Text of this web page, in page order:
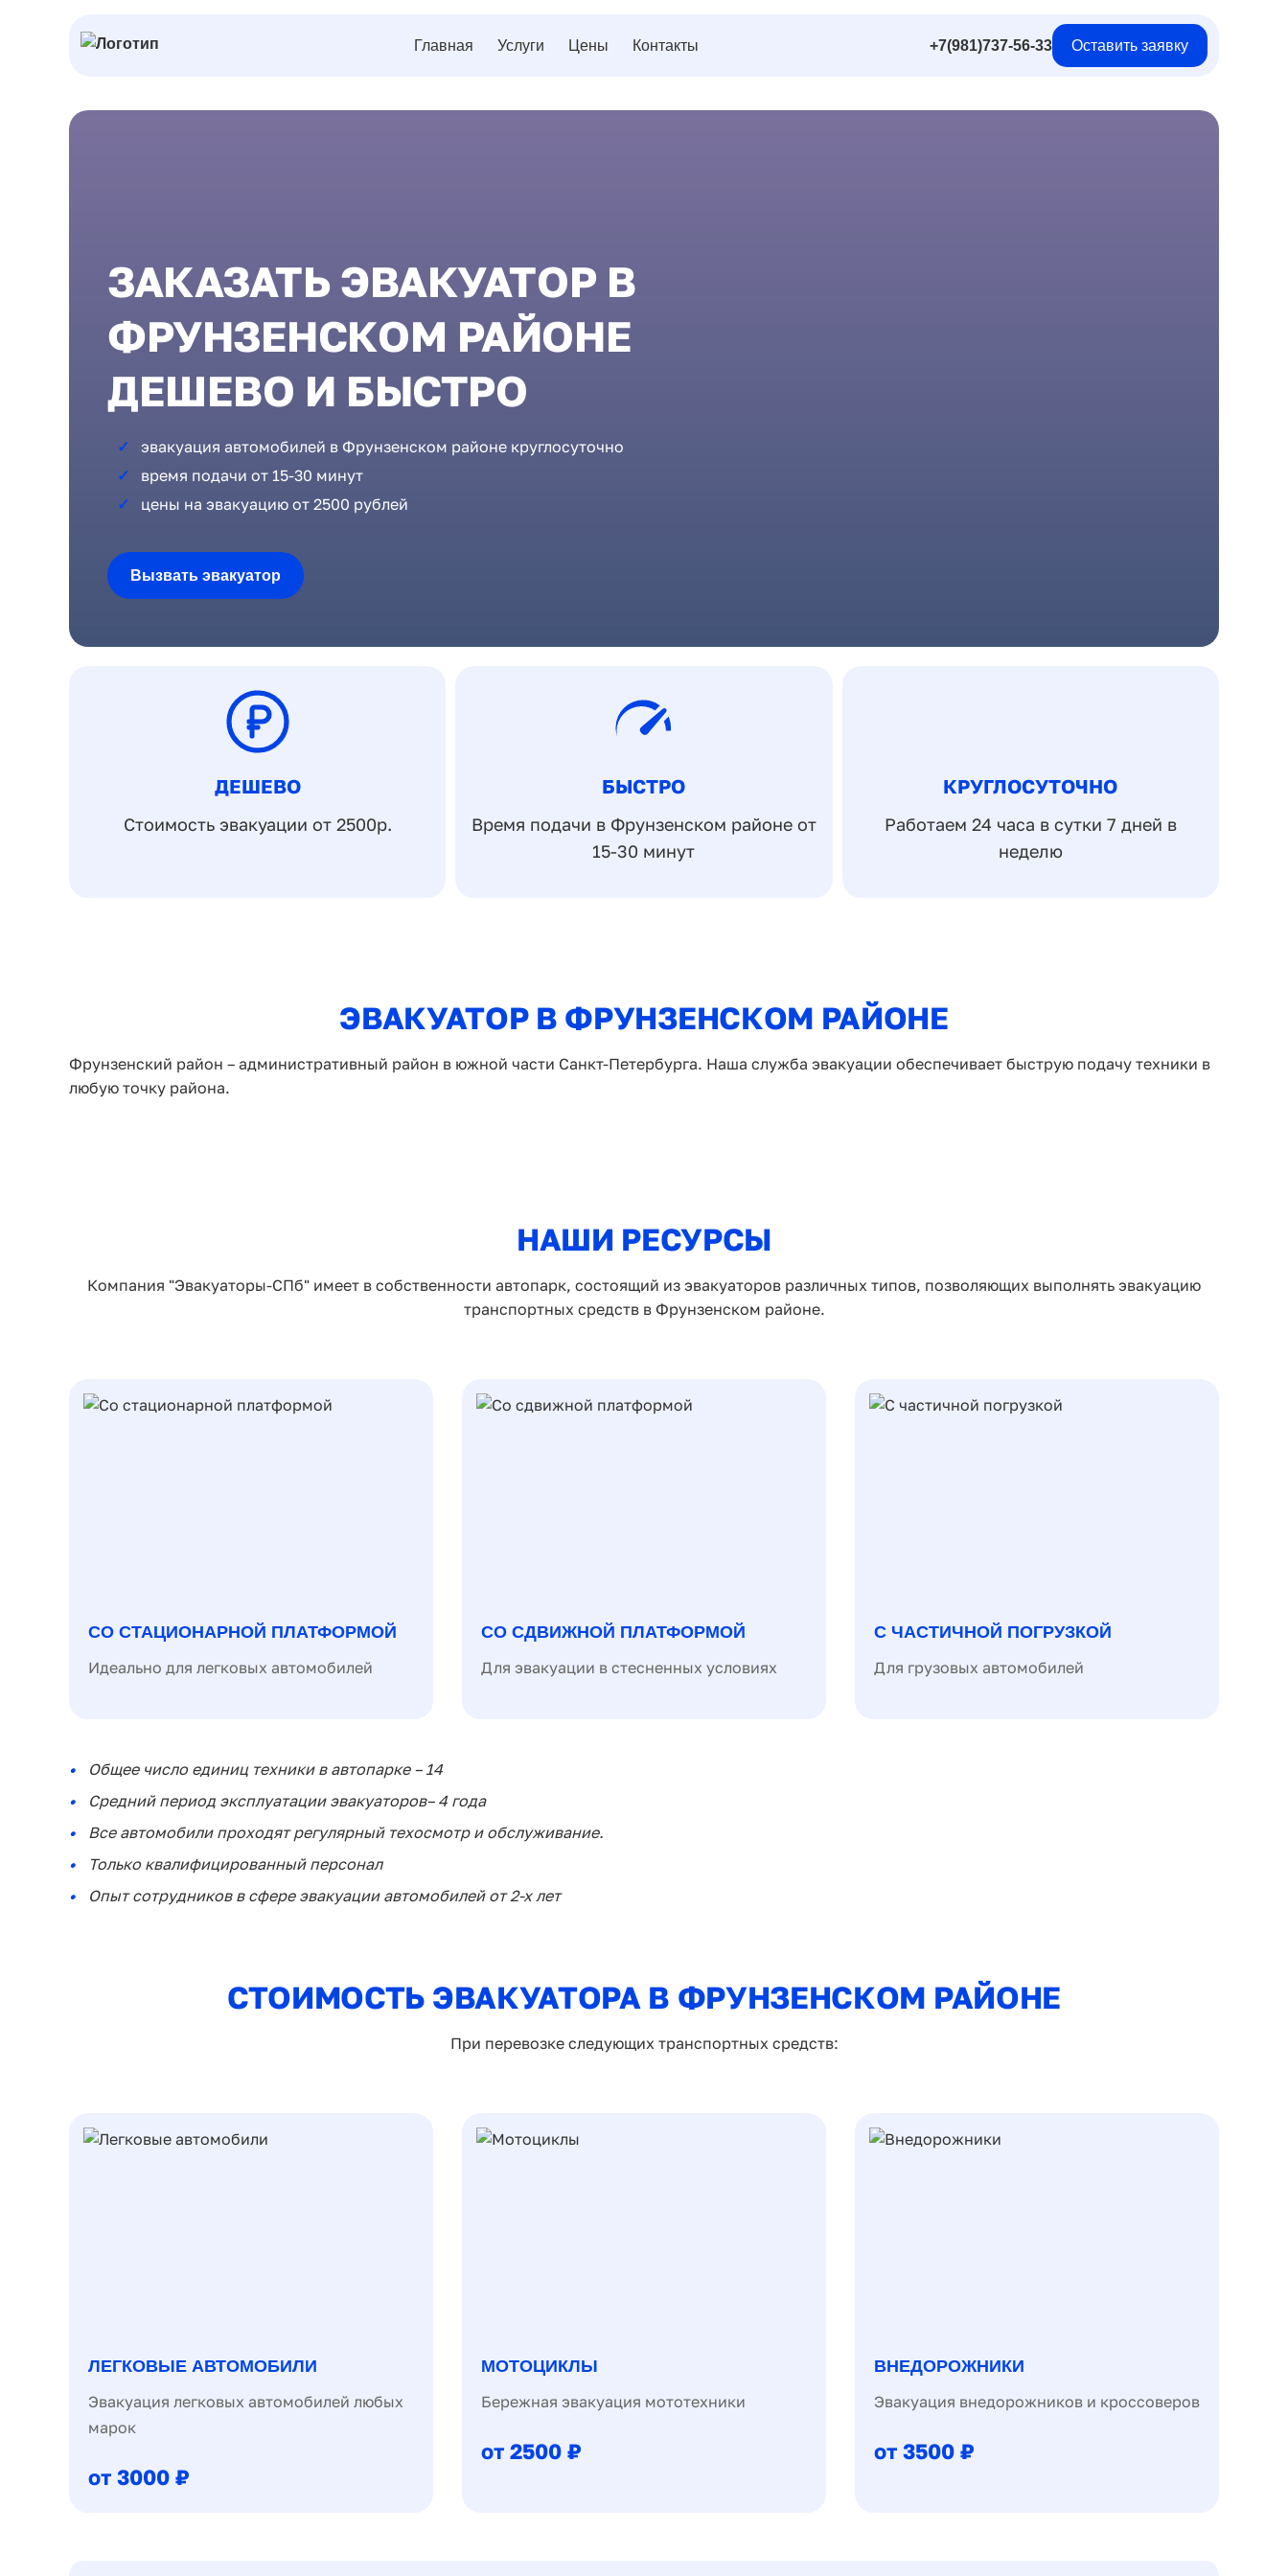
Главная Услуги Цены Контакты +7(981)737-56-33 Оставить заявку
ЗАКАЗАТЬ ЭВАКУАТОР В
ФРУНЗЕНСКОМ РАЙОНЕ
ДЕШЕВО И БЫСТРО
эвакуация автомобилей в Фрунзенском районе круглосуточно
время подачи от 15-30 минут
цены на эвакуацию от 2500 рублей
Вызвать эвакуатор
ДЕШЕВО
Стоимость эвакуации от 2500р.
БЫСТРО
Время подачи в Фрунзенском районе от
15-30 минут
КРУГЛОСУТОЧНО
Работаем 24 часа в сутки 7 дней в
неделю
ЭВАКУАТОР В ФРУНЗЕНСКОМ РАЙОНЕ
Фрунзенский район – административный район в южной части Санкт-Петербурга. Наша служба эвакуации обеспечивает быструю подачу техники в
любую точку района.
НАШИ РЕСУРСЫ
Компания "Эвакуаторы-СПб" имеет в собственности автопарк, состоящий из эвакуаторов различных типов, позволяющих выполнять эвакуацию
транспортных средств в Фрунзенском районе.
СО СТАЦИОНАРНОЙ ПЛАТФОРМОЙ
Идеально для легковых автомобилей
СО СДВИЖНОЙ ПЛАТФОРМОЙ
Для эвакуации в стесненных условиях
С ЧАСТИЧНОЙ ПОГРУЗКОЙ
Для грузовых автомобилей
Общее число единиц техники в автопарке – 14
Средний период эксплуатации эвакуаторов– 4 года
Все автомобили проходят регулярный техосмотр и обслуживание.
Только квалифицированный персонал
Опыт сотрудников в сфере эвакуации автомобилей от 2-х лет
СТОИМОСТЬ ЭВАКУАТОРА В ФРУНЗЕНСКОМ РАЙОНЕ
При перевозке следующих транспортных средств:
ЛЕГКОВЫЕ АВТОМОБИЛИ
Эвакуация легковых автомобилей любых
марок
от 3000 ₽
МОТОЦИКЛЫ
Бережная эвакуация мототехники
от 2500 ₽
ВНЕДОРОЖНИКИ
Эвакуация внедорожников и кроссоверов
от 3500 ₽